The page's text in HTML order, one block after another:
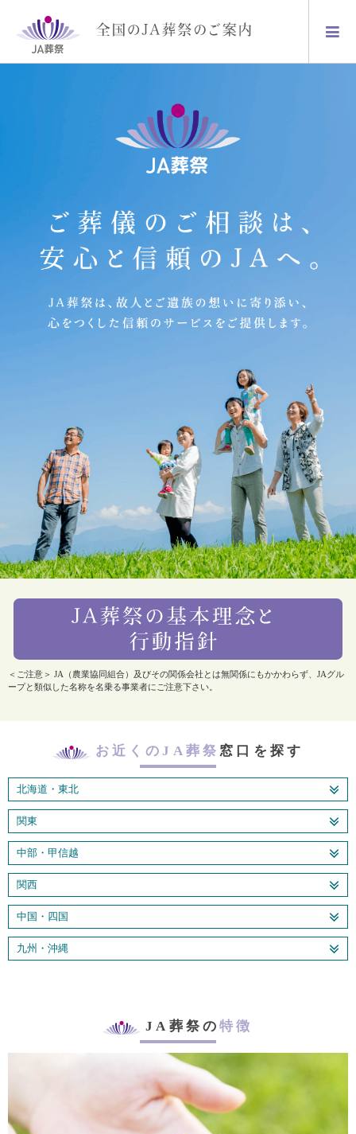
＜ご注意＞ JA（農業協同組合）及びその関係会社とは無関係にもかかわらず、JAグル
ープと類似した名称を名乗る事業者にご注意下さい。
お近くのJA葬祭 窓口を探す
北海道・東北
関東
中部・甲信越
関西
中国・四国
九州・沖縄
JA葬祭の特徴